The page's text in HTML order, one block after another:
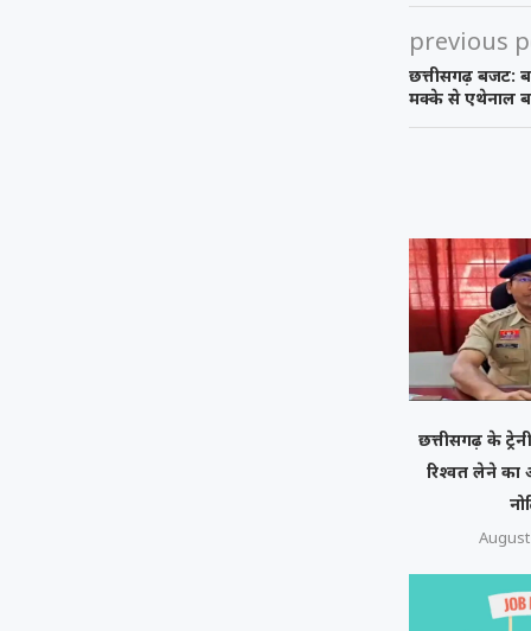
previous
छत्तीसगढ़ बजट:
मक्के से एथेनाल
छत्तीसगढ़ के
रिश्वत लेने का
August